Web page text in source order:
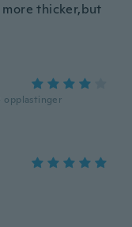
thicker,but
opplastinger